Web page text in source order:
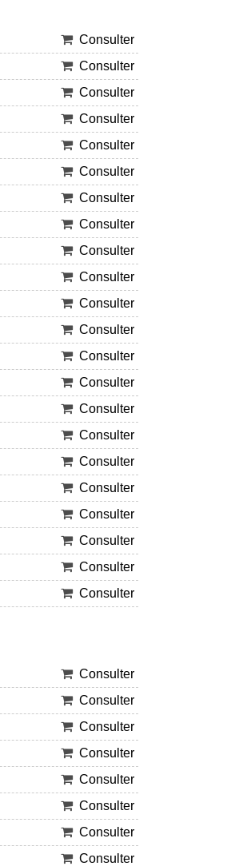
Consulter
Consulter
Consulter
Consulter
Consulter
Consulter
Consulter
Consulter
Consulter
Consulter
Consulter
Consulter
Consulter
Consulter
Consulter
Consulter
Consulter
Consulter
Consulter
Consulter
Consulter
Consulter
Consulter
Consulter
Consulter
Consulter
Consulter
Consulter
Consulter
Consulter